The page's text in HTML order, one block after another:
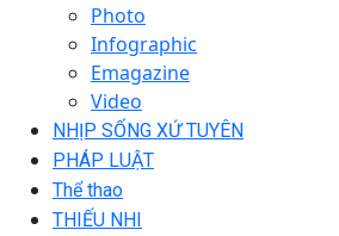
Photo
Infographic
Emagazine
Video
NHỊP SỐNG XỨ TUYÊN
PHÁP LUẬT
Thể thao
THIẾU NHI